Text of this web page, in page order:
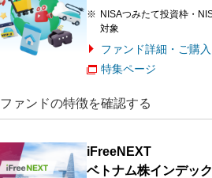
NISAつみたて投資枠・
対象
ファンド詳細・ご購入
特集ページ
ファンドの特徴を確認する
iFreeNEXT
ベトナム株インデッ